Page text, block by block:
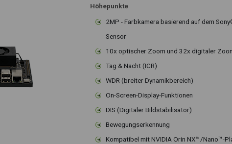
Höhepunkte
2MP - Farbkamera basierend auf dem
Sensor
10x optischer Zoom und 32x digitaler
Tag & Nacht (ICR)
WDR (breiter Dynamikbereich)
On-Screen-Display-Funktionen
DIS (Digitaler Bildstabilisator)
Bewegungserkennung
Kompatibel mit NVIDIA Orin NX™/Nano™-